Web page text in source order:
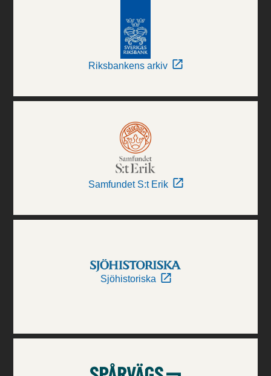
Riksbankens arkiv
Samfundet S:t Erik
Sjöhistoriska